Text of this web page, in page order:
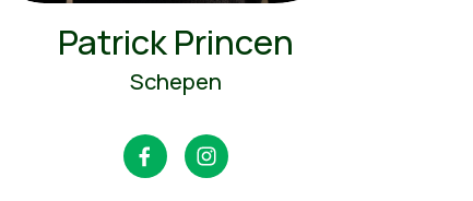
Patrick Princen
Schepen